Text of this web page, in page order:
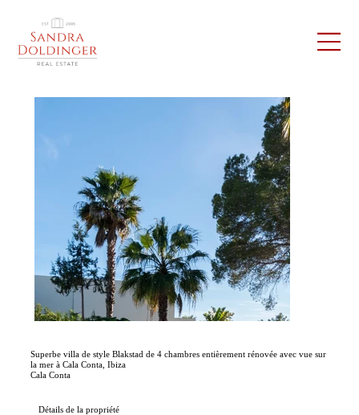
Superbe villa de style Blakstad de 4 chambres entièrement rénovée avec vue sur
la mer à Cala Conta, Ibiza
Cala Conta
Détails de la propriété